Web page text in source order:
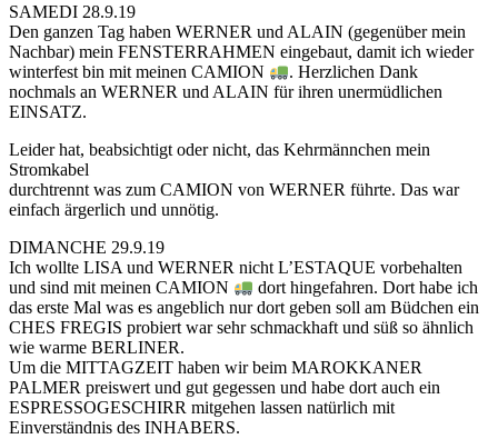
SAMEDI 28.9.19
Den ganzen Tag haben WERNER und ALAIN (gegenüber mein
Nachbar) mein FENSTERRAHMEN eingebaut, damit ich wieder
winterfest bin mit meinen CAMION
. Herzlichen Dank
nochmals an WERNER und ALAIN für ihren unermüdlichen
EINSATZ.
Leider hat, beabsichtigt oder nicht, das Kehrmännchen mein
Stromkabel
durchtrennt was zum CAMION von WERNER führte. Das war
einfach ärgerlich und unnötig.
DIMANCHE 29.9.19
Ich wollte LISA und WERNER nicht L’ESTAQUE vorbehalten
und sind mit meinen CAMION
dort hingefahren. Dort habe ich
das erste Mal was es angeblich nur dort geben soll am Büdchen ein
CHES FREGIS probiert war sehr schmackhaft und süß so ähnlich
wie warme BERLINER.
Um die MITTAGZEIT haben wir beim MAROKKANER
PALMER preiswert und gut gegessen und habe dort auch ein
ESPRESSOGESCHIRR mitgehen lassen natürlich mit
Einverständnis des INHABERS.